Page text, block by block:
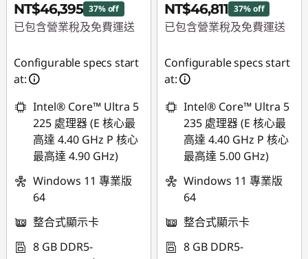
NT$46,395 37% off
已包含營業稅及免費運送
NT$27,597
Configurable specs start
at:
Intel® Core™ Ultra 5
225 處理器 (E 核心最
高達 4.40 GHz P 核心
最高達 4.90 GHz)
Windows 11 專業版
64
整合式顯示卡
8 GB DDR5-
NT$46,811 37% off
已包含營業稅及免費運送
NT$28,581
Configurable specs start
at:
Intel® Core™ Ultra 5
235 處理器 (E 核心最
高達 4.40 GHz P 核心
最高達 5.00 GHz)
Windows 11 專業版
64
整合式顯示卡
8 GB DDR5-